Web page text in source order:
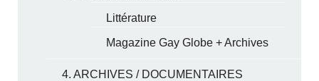
Littérature
Magazine Gay Globe + Archives
4. ARCHIVES / DOCUMENTAIRES